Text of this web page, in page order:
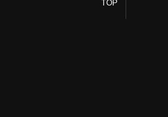
TOP